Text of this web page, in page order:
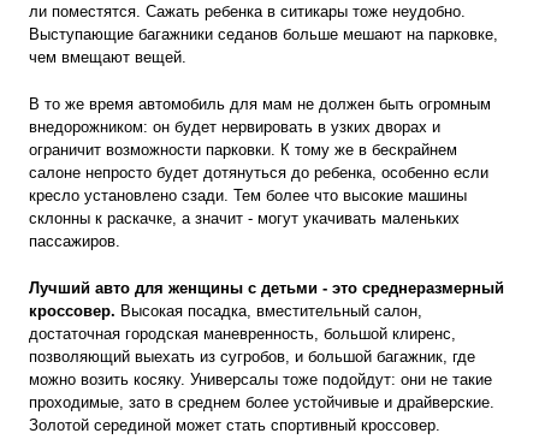
ли поместятся. Сажать ребенка в ситикары тоже неудобно.
Выступающие багажники седанов больше мешают на парковке,
чем вмещают вещей.
В то же время автомобиль для мам не должен быть огромным
внедорожником: он будет нервировать в узких дворах и
ограничит возможности парковки. К тому же в бескрайнем
салоне непросто будет дотянуться до ребенка, особенно если
кресло установлено сзади. Тем более что высокие машины
склонны к раскачке, а значит - могут укачивать маленьких
пассажиров.
Лучший авто для женщины с детьми - это среднеразмерный
кроссовер. Высокая посадка, вместительный салон,
достаточная городская маневренность, большой клиренс,
позволяющий выехать из сугробов, и большой багажник, где
можно возить косяку. Универсалы тоже подойдут: они не такие
проходимые, зато в среднем более устойчивые и драйверские.
Золотой серединой может стать спортивный кроссовер.